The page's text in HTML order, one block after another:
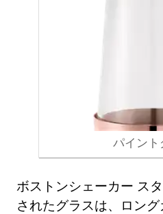
パイント
ボストンシェーカー ス
されたグラスは、ロン